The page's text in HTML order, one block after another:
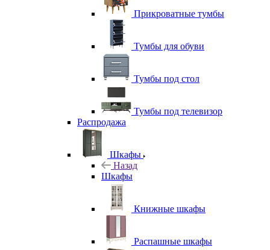
Прикроватные тумбы
Тумбы для обуви
Тумбы под стол
Тумбы под телевизор
Распродажа
Шкафы
Назад
Шкафы
Книжные шкафы
Распашные шкафы